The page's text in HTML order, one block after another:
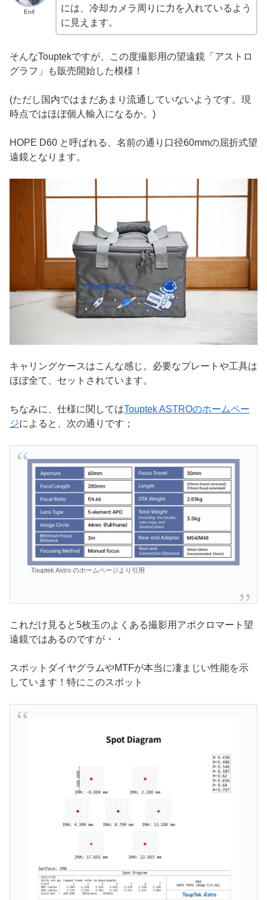
Enif
には、冷却カメラ周りに力を入れているよう
に見えます。
そんなTouptekですが、この度撮影用の望遠鏡「アストロ
グラフ」も販売開始した模様！
(ただし国内ではまだあまり流通していないようです。現
時点ではほぼ個人輸入になるか。)
HOPE D60 と呼ばれる、名前の通り口径60mmの屈折式望
遠鏡となります。
キャリングケースはこんな感じ。必要なプレートや工具は
ほぼ全て、セットされています。
ちなみに、仕様に関してはTouptek ASTROのホームペー
ジによると、次の通りです；
Touptek Astro のホームページより引用
これだけ見ると5枚玉のよくある撮影用アポクロマート望
遠鏡ではあるのですが・・
スポットダイヤグラムやMTFが本当に凄まじい性能を示
しています！特にこのスポット